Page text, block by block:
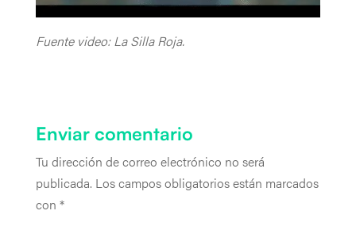
Fuente video: La Silla Roja.
Enviar comentario
Tu dirección de correo electrónico no será
publicada. Los campos obligatorios están marcados
con *